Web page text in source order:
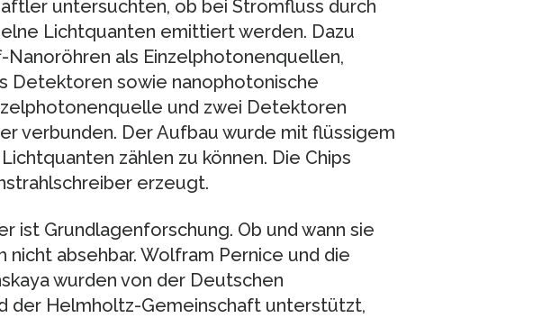
untersuchten, ob bei Stromfluss durch
Lichtquanten emittiert werden. Dazu
als Einzelphotonenquellen,
Detektoren sowie nanophotonische
und zwei Detektoren
verbunden. Der Aufbau wurde mit flüssigem
zählen zu können. Die Chips
erzeugt.
ist Grundlagenforschung. Ob und wann sie
nicht absehbar. Wolfram Pernice und die
wurden von der Deutschen
der Helmholtz-Gemeinschaft unterstützt,